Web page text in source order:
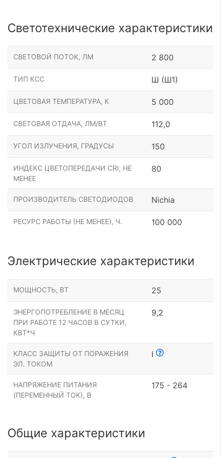
Светотехнические характеристики
СВЕТОВОЙ ПОТОК, ЛМ 2 800
ТИП КСС Ш (Ш1)
ЦВЕТОВАЯ ТЕМПЕРАТУРА, К 5 000
СВЕТОВАЯ ОТДАЧА, ЛМ/ВТ 112,0
УГОЛ ИЗЛУЧЕНИЯ, ГРАДУСЫ 150
ИНДЕКС ЦВЕТОПЕРЕДАЧИ CRI, НЕ
МЕНЕЕ
80
ПРОИЗВОДИТЕЛЬ СВЕТОДИОДОВ Nichia
РЕСУРС РАБОТЫ (НЕ МЕНЕЕ), Ч. 100 000
Электрические характеристики
МОЩНОСТЬ, ВТ 25
ЭНЕРГОПОТРЕБЛЕНИЕ В МЕСЯЦ
ПРИ РАБОТЕ 12 ЧАСОВ В СУТКИ,
КВТ*Ч
9,2
КЛАСС ЗАЩИТЫ ОТ ПОРАЖЕНИЯ
ЭЛ. ТОКОМ
I
НАПРЯЖЕНИЕ ПИТАНИЯ
(ПЕРЕМЕННЫЙ ТОК), В
175 - 264
Общие характеристики